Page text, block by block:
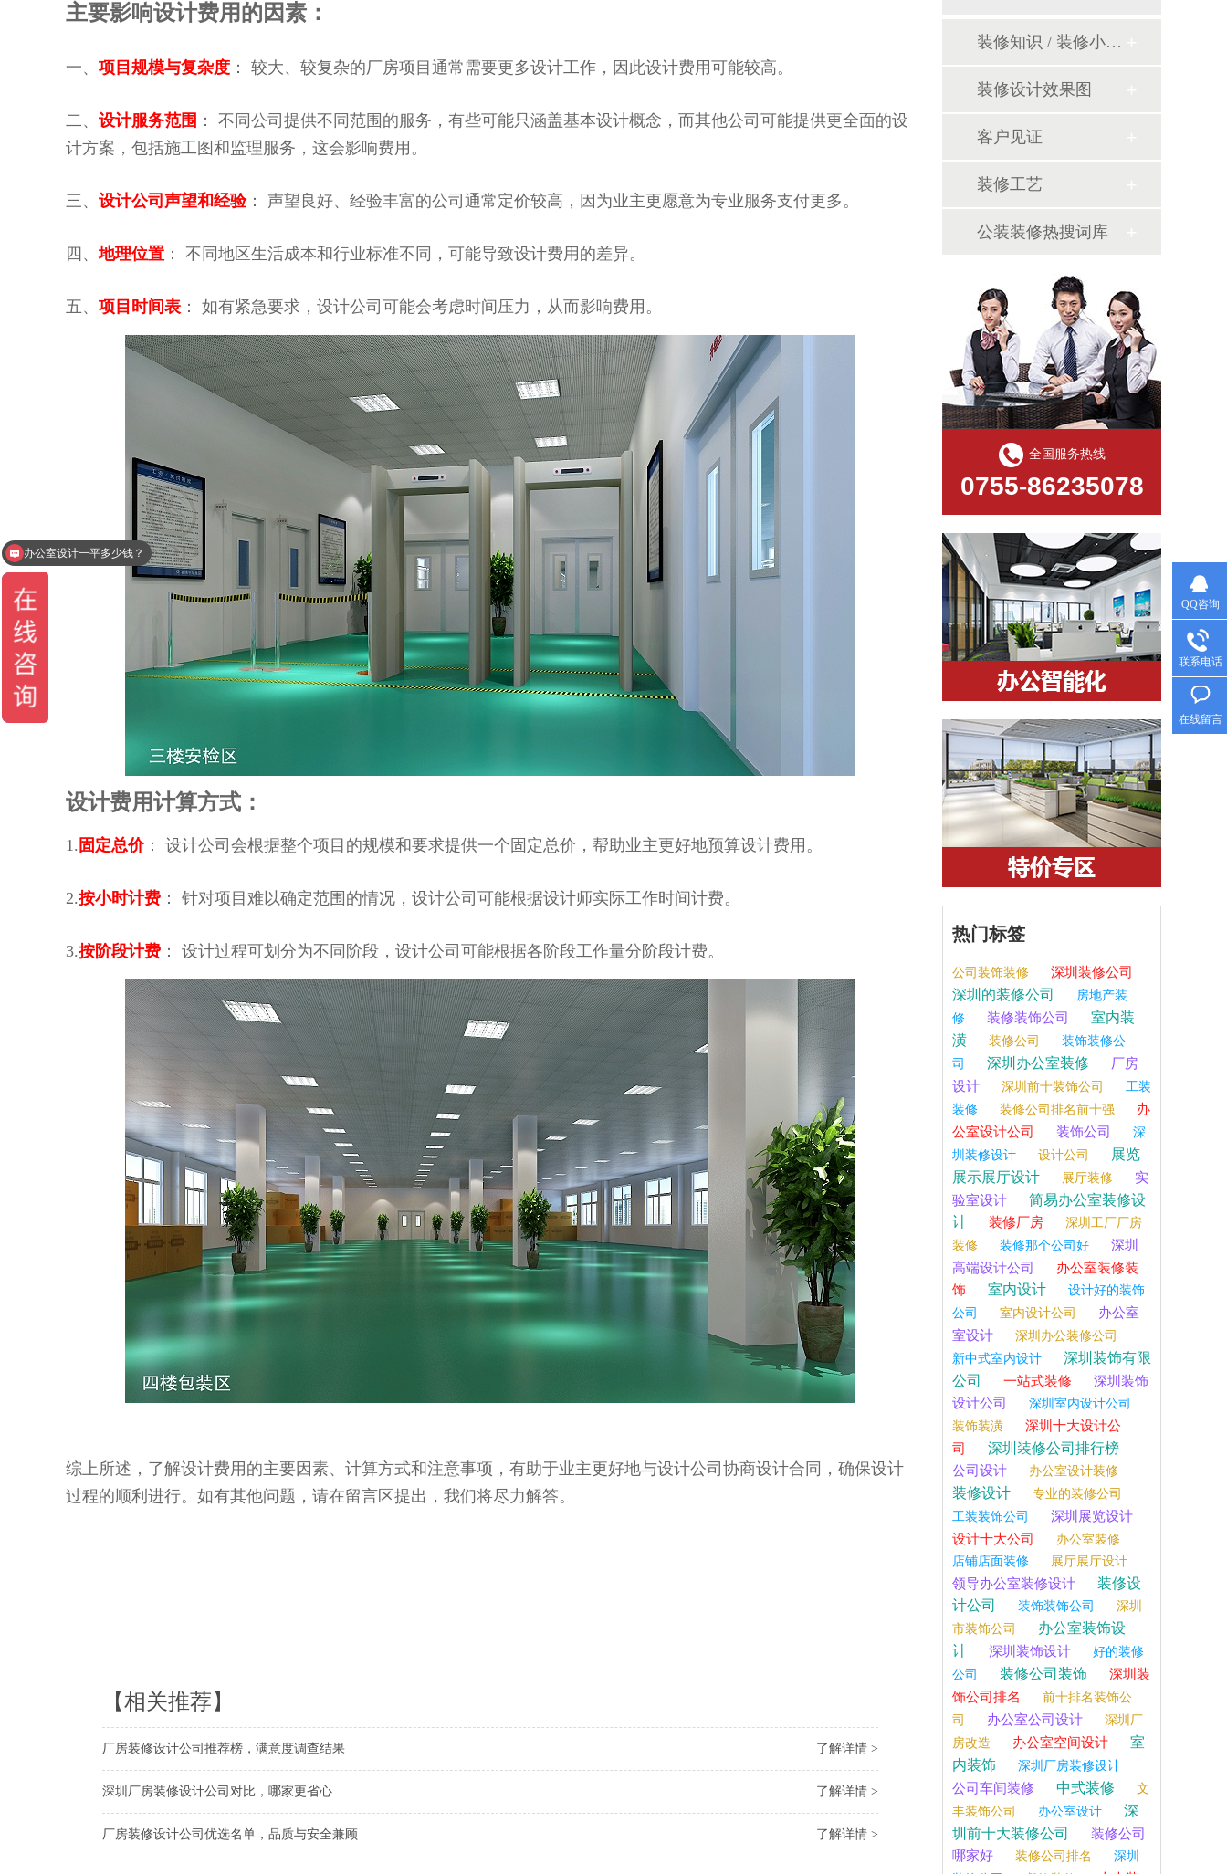
主要影响设计费用的因素：
一、 项目规模与复杂度 ： 较大、较复杂的厂房项目通常需要更多设计工作，因此设计费用可能较高。
二、 设计服务范围 ： 不同公司提供不同范围的服务，有些可能只涵盖基本设计概念，而其他公司可能提供更全面的设
计方案，包括施工图和监理服务，这会影响费用。
三、 设计公司声望和经验： 声望良好、经验丰富的公司通常定价较高，因为业主更愿意为专业服务支付更多。
四、地理位置 ： 不同地区生活成本和行业标准不同，可能导致设计费用的差异。
五、 项目时间表 ： 如有紧急要求，设计公司可能会考虑时间压力，从而影响费用。
设计费用计算方式：
1. 固定总价： 设计公司会根据整个项目的规模和要求提供一个固定总价，帮助业主更好地预算设计费用。
2.按小时计费 ： 针对项目难以确定范围的情况，设计公司可能根据设计师实际工作时间计费。
3.按阶段计费 ： 设计过程可划分为不同阶段，设计公司可能根据各阶段工作量分阶段计费。
综上所述，了解设计费用的主要因素、计算方式和注意事项，有助于业主更好地与设计公司协商设计合同，确保设计
过程的顺利进行。如有其他问题，请在留言区提出，我们将尽力解答。
【相关推荐】
了解详情 >
厂房装修设计公司推荐榜，满意度调查结果
了解详情 >
深圳厂房装修设计公司对比，哪家更省心
了解详情 >
厂房装修设计公司优选名单，品质与安全兼顾
装修知识 / 装修小课堂
装修设计效果图
客户见证
装修工艺
公装装修热搜词库
全国服务热线
0755-86235078
热门标签
公司装饰装修 深圳装修公司
深圳的装修公司
房地产装
修
装修装饰公司
室内装
潢
装修公司
装饰装修公
司
深圳办公室装修
厂房
设计
深圳前十装饰公司
工装
装修
装修公司排名前十强
办
公室设计公司
装饰公司
深
圳装修设计
设计公司
展览
展示展厅设计
展厅装修
实
验室设计
简易办公室装修设
计
装修厂房
深圳工厂厂房
装修
装修那个公司好
深圳
高端设计公司
办公室装修装
饰
室内设计
设计好的装饰
公司
室内设计公司
办公室
室设计
深圳办公装修公司
新中式室内设计
深圳装饰有限
公司
一站式装修
深圳装饰
设计公司
深圳室内设计公司
装饰装潢
深圳十大设计公
司
深圳装修公司排行榜
公司设计 办公室设计装修
装修设计
专业的装修公司
工装装饰公司
深圳展览设计
设计十大公司
办公室装修
店铺店面装修
展厅展厅设计
领导办公室装修设计
装修设
计公司
装饰装饰公司
深圳
市装饰公司
办公室装饰设
计
深圳装饰设计
好的装修
公司
装修公司装饰
深圳装
饰公司排名
前十排名装饰公
司
办公室公司设计
深圳厂
房改造
办公室空间设计
室
内装饰
深圳厂房装修设计
公司车间装修 中式装修
文
丰装饰公司
办公室设计
深
圳前十大装修公司
装修公司
哪家好
装修公司排名
深圳
QQ咨询
联系电话
在线留言
你们是一站式全包装修的么？